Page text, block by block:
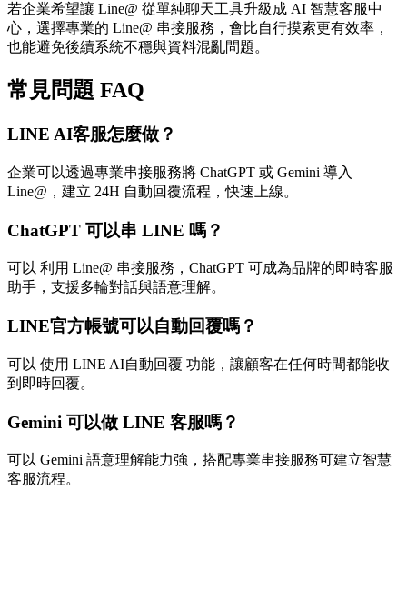
若企業希望讓 Line@ 從單純聊天工具升級成 AI 智慧客服中
心，選擇專業的 Line@ 串接服務，會比自行摸索更有效率，
也能避免後續系統不穩與資料混亂問題。
常見問題 FAQ
LINE AI客服怎麼做？
企業可以透過專業串接服務將 ChatGPT 或 Gemini 導入
Line@，建立 24H 自動回覆流程，快速上線。
ChatGPT 可以串 LINE 嗎？
可以 利用 Line@ 串接服務，ChatGPT 可成為品牌的即時客服
助手，支援多輪對話與語意理解。
LINE官方帳號可以自動回覆嗎？
可以 使用 LINE AI自動回覆 功能，讓顧客在任何時間都能收
到即時回覆。
Gemini 可以做 LINE 客服嗎？
可以 Gemini 語意理解能力強，搭配專業串接服務可建立智慧
客服流程。